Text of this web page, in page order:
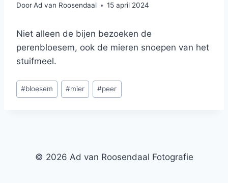
DoorAd van Roosendaal 15 april 2024
Niet alleen de bijen bezoeken de
perenbloesem, ook de mieren snoepen van het
stuifmeel.
Bericht
tags:
#bloesem #mier #peer
© 2026 Ad van Roosendaal Fotografie